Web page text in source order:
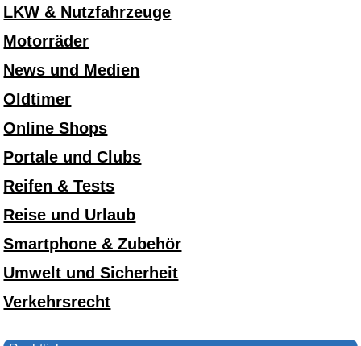
LKW & Nutzfahrzeuge
Motorräder
News und Medien
Oldtimer
Online Shops
Portale und Clubs
Reifen & Tests
Reise und Urlaub
Smartphone & Zubehör
Umwelt und Sicherheit
Verkehrsrecht